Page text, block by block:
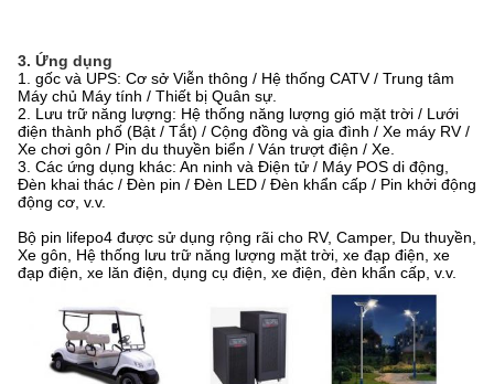
3. Ứng dụng
1. gốc và UPS: Cơ sở Viễn thông / Hệ thống CATV / Trung tâm
Máy chủ Máy tính / Thiết bị Quân sự.
2. Lưu trữ năng lượng: Hệ thống năng lượng gió mặt trời / Lưới
điện thành phố (Bật / Tắt) / Cộng đồng và gia đình / Xe máy RV /
Xe chơi gôn / Pin du thuyền biển / Ván trượt điện / Xe.
3. Các ứng dụng khác: An ninh và Điện tử / Máy POS di động,
Đèn khai thác / Đèn pin / Đèn LED / Đèn khẩn cấp / Pin khởi động
động cơ, v.v.
Bộ pin lifepo4 được sử dụng rộng rãi cho RV, Camper, Du thuyền,
Xe gôn, Hệ thống lưu trữ năng lượng mặt trời, xe đạp điện, xe
đạp điện, xe lăn điện, dụng cụ điện, xe điện, đèn khẩn cấp, v.v.